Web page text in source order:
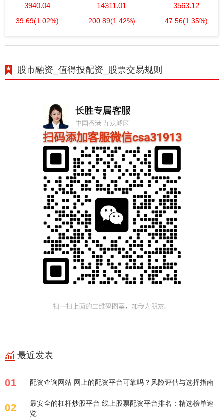
3940.04
39.69(1.02%)
14311.01
200.89(1.42%)
3563.12
47.56(1.35%)
股市融资_值得投配资_股票交易规则
最近发表
01 配资查询网站 网上的配资平台可靠吗？风险评估与选择指南
02
最安全的杠杆炒股平台 线上股票配资平台排名：精选榜单速
览